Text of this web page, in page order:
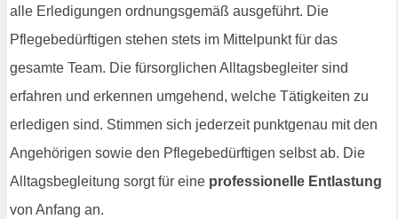
alle Erledigungen ordnungsgemäß ausgeführt. Die
Pflegebedürftigen stehen stets im Mittelpunkt für das
gesamte Team. Die fürsorglichen Alltagsbegleiter sind
erfahren und erkennen umgehend, welche Tätigkeiten zu
erledigen sind. Stimmen sich jederzeit punktgenau mit den
Angehörigen sowie den Pflegebedürftigen selbst ab. Die
Alltagsbegleitung sorgt für eine professionelle Entlastung
von Anfang an.